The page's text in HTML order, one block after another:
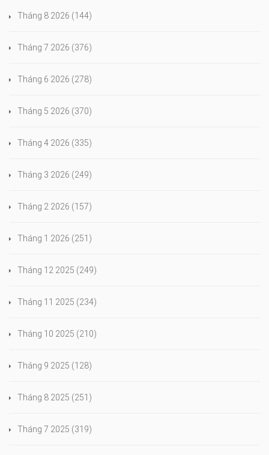
Tháng 8 2026 (144)
Tháng 7 2026 (376)
Tháng 6 2026 (278)
Tháng 5 2026 (370)
Tháng 4 2026 (335)
Tháng 3 2026 (249)
Tháng 2 2026 (157)
Tháng 1 2026 (251)
Tháng 12 2025 (249)
Tháng 11 2025 (234)
Tháng 10 2025 (210)
Tháng 9 2025 (128)
Tháng 8 2025 (251)
Tháng 7 2025 (319)